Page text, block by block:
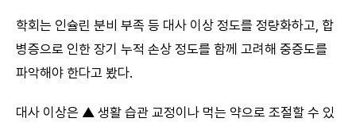
학회는 인슐린 분비 부족 등 대사 이상 정도를 정량화하고, 합
병증으로 인한 장기 누적 손상 정도를 함께 고려해 중증도를
파악해야 한다고 봤다.
대사 이상은 ▲ 생활 습관 교정이나 먹는 약으로 조절할 수 있